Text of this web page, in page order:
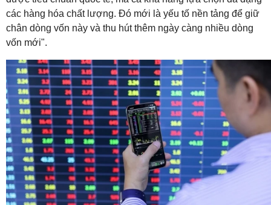
các hàng hóa chất lượng. Đó mới là yếu tố nền tảng để giữ
chân dòng vốn này và thu hút thêm ngày càng nhiều dòng
vốn mới".